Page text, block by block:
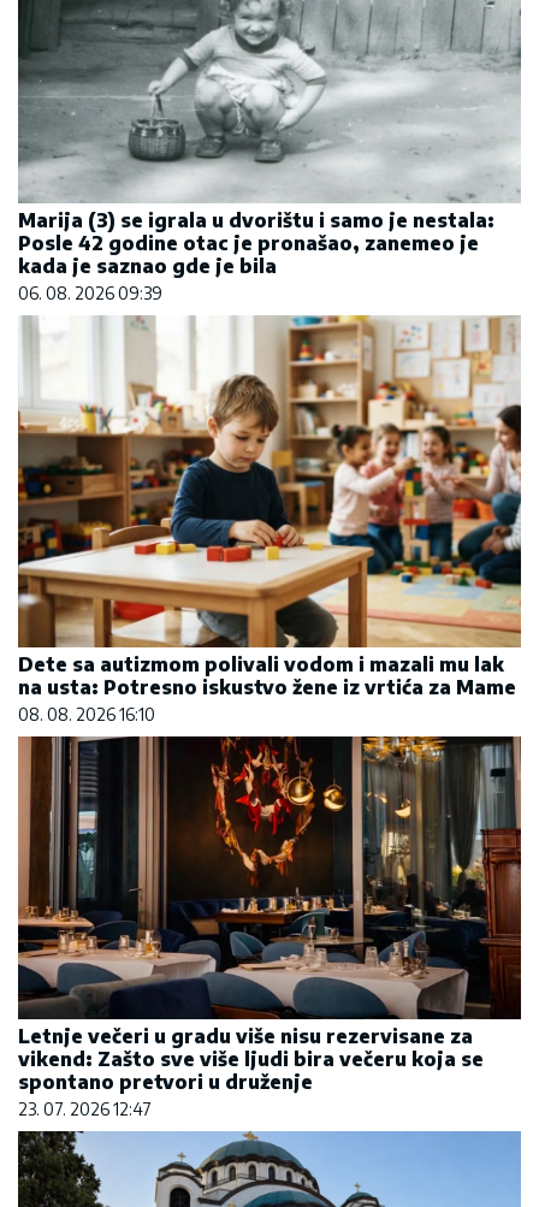
Marija (3) se igrala u dvorištu i samo je nestala:
Posle 42 godine otac je pronašao, zanemeo je
kada je saznao gde je bila
06. 08. 2026 09:39
Dete sa autizmom polivali vodom i mazali mu lak
na usta: Potresno iskustvo žene iz vrtića za Mame
08. 08. 2026 16:10
Letnje večeri u gradu više nisu rezervisane za
vikend: Zašto sve više ljudi bira večeru koja se
spontano pretvori u druženje
23. 07. 2026 12:47